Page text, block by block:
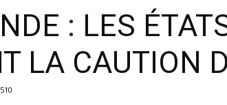
: LES
LA CAUTION